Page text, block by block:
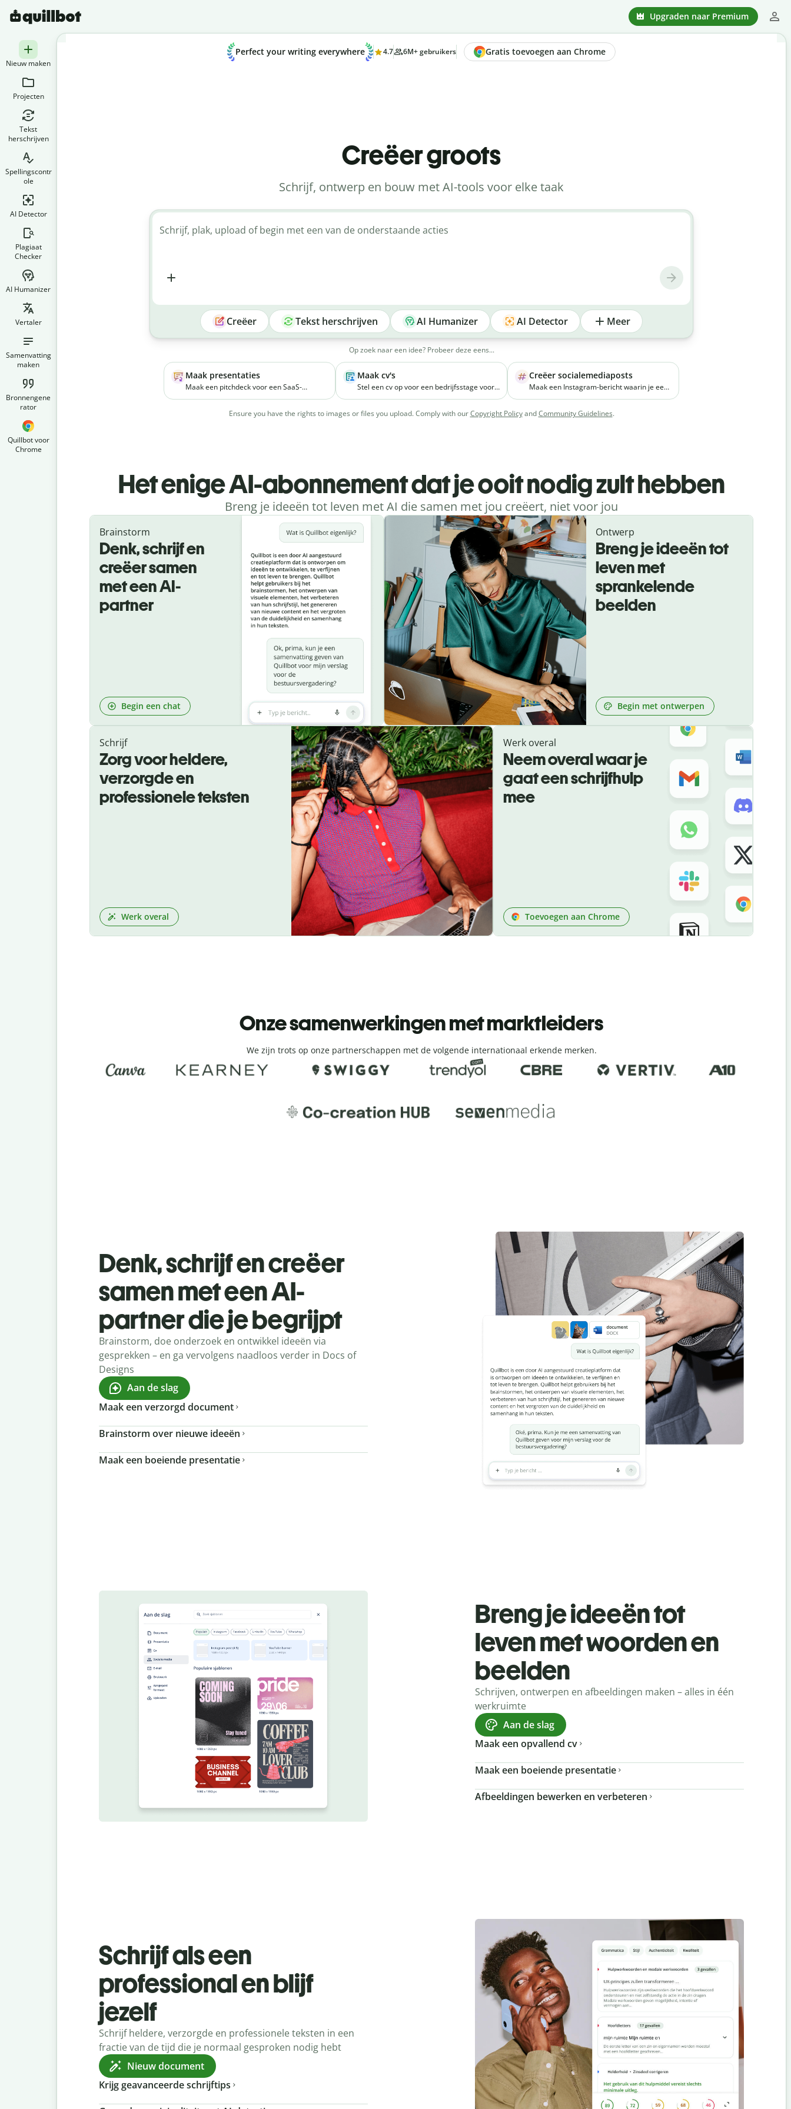
Upgraden naar Premium
Nieuw maken
Projecten
Tekst
herschrijven
Spellingscontr
ole
AI Detector
Plagiaat
Checker
AI Humanizer
Vertaler
Samenvatting
maken
Bronnengene
rator
Quillbot voor
Chrome
Perfect your writing everywhere 4.7 6M+ gebruikers Gratis toevoegen aan Chrome
Creëer groots
Schrijf, ontwerp en bouw met AI-tools voor elke taak
Schrijf, plak, upload of begin met een van de onderstaande acties
Creëer Tekst herschrijven AI Humanizer AI Detector Meer
Op zoek naar een idee? Probeer deze eens...
Maak presentaties
Maak een pitchdeck voor een SaaS-
socialemediacampagnes effectiever te
Maak cv's
Stel een cv op voor een bedrijfsstage voor
heeft met het organiseren van
Creëer socialemediaposts
Maak een Instagram-bericht waarin je een
natuurlijke ingrediënten en richt zich op
Ensure you have the rights to images or files you upload. Comply with ourCopyright PolicyandCommunity Guidelines.
Het enige AI-abonnement dat je ooit nodig zult hebben
Breng je ideeën tot leven met AI die samen met jou creëert, niet voor jou
Brainstorm
Denk, schrijf en
creëer samen
met een AI-
partner
Begin een chat
Ontwerp
Breng je ideeën tot
leven met
sprankelende
beelden
Begin met ontwerpen
Schrijf
Zorg voor heldere,
verzorgde en
professionele teksten
Werk overal
Werk overal
Neem overal waar je
gaat een schrijfhulp
mee
Toevoegen aan Chrome
Onze samenwerkingen met marktleiders
We zijn trots op onze partnerschappen met de volgende internationaal erkende merken.
Denk, schrijf en creëer
samen met een AI-
partner die je begrijpt
Brainstorm, doe onderzoek en ontwikkel ideeën via
gesprekken – en ga vervolgens naadloos verder in Docs of
Designs
Aan de slag
Maak een verzorgd document
Brainstorm over nieuwe ideeën
Maak een boeiende presentatie
Breng je ideeën tot
leven met woorden en
beelden
Schrijven, ontwerpen en afbeeldingen maken – alles in één
werkruimte
Aan de slag
Maak een opvallend cv
Maak een boeiende presentatie
Afbeeldingen bewerken en verbeteren
Schrijf als een
professional en blijf
jezelf
Schrijf heldere, verzorgde en professionele teksten in een
fractie van de tijd die je normaal gesproken nodig hebt
Nieuw document
Krijg geavanceerde schrijftips